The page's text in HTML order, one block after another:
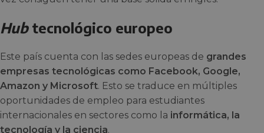
Hubtecnológico europeo
Este país cuenta con las sedes europeas de grandes
empresas tecnológicas como Facebook, Google,
Amazon y Microsoft. Esto se traduce en múltiples
oportunidades de empleo para estudiantes
internacionales en sectores como la informática, la
tecnología y la ciencia.